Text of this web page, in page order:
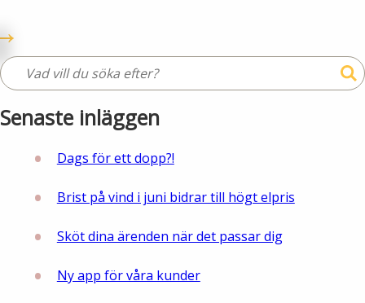
Bra att ha hemma vid ett strömavbrott
Öppettider
Ska du gräva?
Ska du bygga eller riva?
Faktura och betalning
Konsumenträttigheter
Om Alingsås Energi
Leverantörer
Miljö och arbetsmiljö
Senaste inläggen
Dags för ett dopp?!
Brist på vind i juni bidrar till högt elpris
Sköt dina ärenden när det passar dig
Ny app för våra kunder